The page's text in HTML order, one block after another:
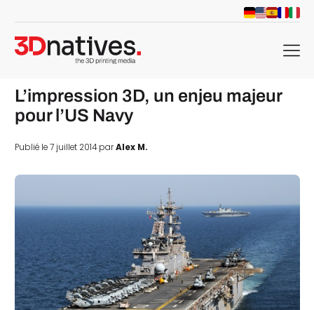
menu
L’impression 3D, un enjeu majeur
pour l’US Navy
Publié le 7 juillet 2014 parAlex M.